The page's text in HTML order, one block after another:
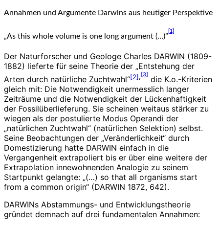
Charles
Darwin:
Zeit
unvollständige
Fossilüberlieferung
Annahmen und Argumente Darwins aus heutiger Perspektive
„As this whole volume is one long argument (…)”
[1]
Der Naturforscher und Geologe Charles DARWIN (1809-
1882) lieferte für seine Theorie der „Entstehung der
Arten durch natürliche Zuchtwahl“[2], [3] die K.o.-Kriterien
gleich mit: Die Notwendigkeit unermesslich langer
Zeiträume und die Notwendigkeit der Lückenhaftigkeit
der Fossilüberlieferung. Sie scheinen weitaus stärker zu
wiegen als der postulierte Modus Operandi der
„natürlichen Zuchtwahl“ (natürlichen Selektion) selbst.
Seine Beobachtungen der „Veränderlichkeit“ durch
Domestizierung hatte DARWIN einfach in die
Vergangenheit extrapoliert bis er über eine weitere der
Extrapolation innewohnenden Analogie zu seinem
Startpunkt gelangte: „(…) so that all organisms start
from a common origin“ (DARWIN 1872, 642).
DARWINs Abstammungs- und Entwicklungstheorie
gründet demnach auf drei fundamentalen Annahmen: